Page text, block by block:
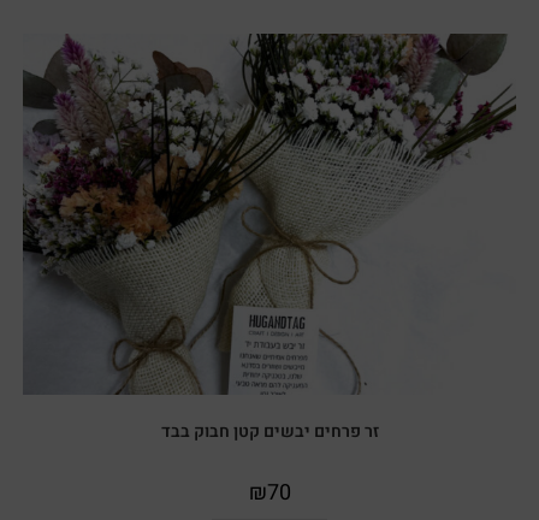
זר פרחים יבשים קטן חבוק בבד
₪70